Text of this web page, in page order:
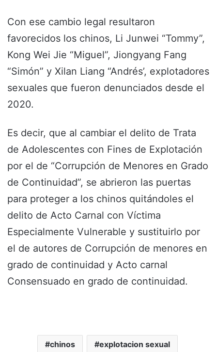
Con ese cambio legal resultaron
favorecidos los chinos, Li Junwei “Tommy”,
Kong Wei Jie “Miguel”, Jiongyang Fang
“Simón” y Xilan Liang “Andrés’, explotadores
sexuales que fueron denunciados desde el
2020.
Es decir, que al cambiar el delito de Trata
de Adolescentes con Fines de Explotación
por el de “Corrupción de Menores en Grado
de Continuidad”, se abrieron las puertas
para proteger a los chinos quitándoles el
delito de Acto Carnal con Víctima
Especialmente Vulnerable y sustituirlo por
el de autores de Corrupción de menores en
grado de continuidad y Acto carnal
Consensuado en grado de continuidad.
chinos explotacion sexual